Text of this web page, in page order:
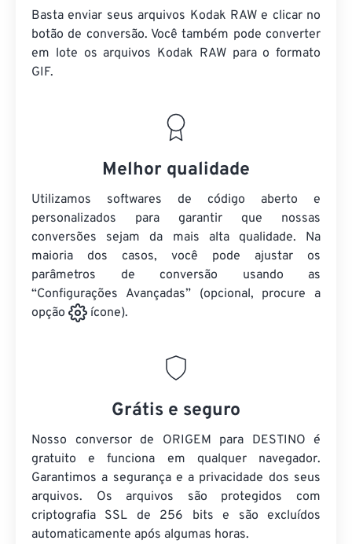
Basta enviar seus arquivos Kodak RAW e clicar no
botão de conversão. Você também pode converter
em lote os arquivos Kodak RAWpara o formato
GIF.
Melhor qualidade
Utilizamos softwares de código aberto e
personalizados para garantir que nossas
conversões sejam da mais alta qualidade. Na
maioria dos casos, você pode ajustar os
parâmetros de conversão usando as
“Configurações Avançadas” (opcional, procure a
opção
ícone).
Grátis e seguro
Nosso conversor de ORIGEM para DESTINO é
gratuito e funciona em qualquer navegador.
Garantimos a segurança e a privacidade dos seus
arquivos. Os arquivos são protegidos com
criptografia SSL de 256 bits e são excluídos
automaticamente após algumas horas.